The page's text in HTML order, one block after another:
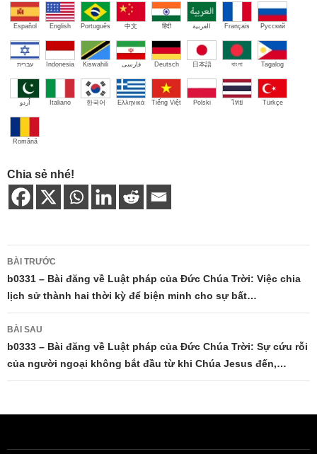
Español English Português 中文 हिंदी العربية Français Русский
עברית Indonesia Kiswahili فارسی Deutsch 日本語 বাংলা Tagalog
اُردو Italiano 한국어 Ελληνικά Tiếng Việt Polski ไทย Türkçe
Română
Chia sẻ nhé!
Điều
hướng
bài
viết
BÀI TRƯỚC
b0331 – Bài đăng về Luật pháp của Đức Chúa Trời: Việc chia
lịch sử thành hai thời kỳ để biện minh cho sự bất…
BÀI SAU
b0333 – Bài đăng về Luật pháp của Đức Chúa Trời: Sự cứu rỗi
của người ngoại không bắt đầu từ khi Chúa Jesus đến,…